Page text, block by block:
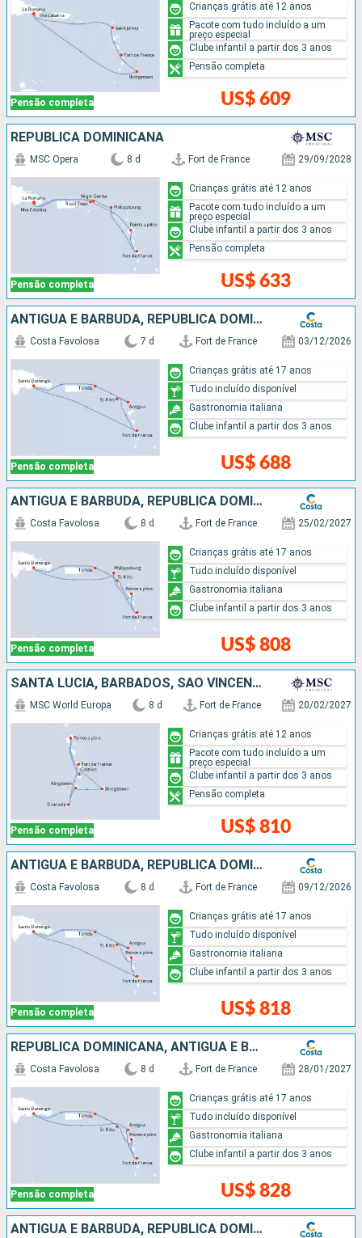
Pensão completa US$ 609
Crianças grátis até 12 anos
Pacote com tudo incluído a um
preço especial
Clube infantil a partir dos 3 anos
Pensão completa
REPUBLICA DOMINICANA
Pensão completa
MSC Opera 8 d Fort de France 29/09/2028
US$ 633
Crianças grátis até 12 anos
Pacote com tudo incluído a um
preço especial
Clube infantil a partir dos 3 anos
Pensão completa
ANTIGUA E BARBUDA, REPUBLICA DOMINICANA
Pensão completa
Costa Favolosa 7 d Fort de France 03/12/2026
US$ 688
Crianças grátis até 17 anos
Tudo incluído disponível
Gastronomia italiana
Clube infantil a partir dos 3 anos
ANTIGUA E BARBUDA, REPUBLICA DOMINICANA
Pensão completa
Costa Favolosa 8 d Fort de France 25/02/2027
US$ 808
Crianças grátis até 17 anos
Tudo incluído disponível
Gastronomia italiana
Clube infantil a partir dos 3 anos
SANTA LUCIA, BARBADOS, SÃO VINCENTE E GRANADINAS, GRENADA
Pensão completa
MSC World Europa 8 d Fort de France 20/02/2027
US$ 810
Crianças grátis até 12 anos
Pacote com tudo incluído a um
preço especial
Clube infantil a partir dos 3 anos
Pensão completa
ANTIGUA E BARBUDA, REPUBLICA DOMINICANA
Pensão completa
Costa Favolosa 8 d Fort de France 09/12/2026
US$ 818
Crianças grátis até 17 anos
Tudo incluído disponível
Gastronomia italiana
Clube infantil a partir dos 3 anos
REPUBLICA DOMINICANA, ANTIGUA E BARBUDA
Pensão completa
Costa Favolosa 8 d Fort de France 28/01/2027
US$ 828
Crianças grátis até 17 anos
Tudo incluído disponível
Gastronomia italiana
Clube infantil a partir dos 3 anos
ANTIGUA E BARBUDA, REPUBLICA DOMINICANA